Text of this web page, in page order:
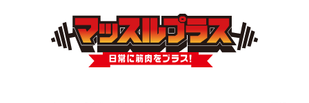
TOKYO FMラジオ番組「ONE MORNING」
で紹介さ…